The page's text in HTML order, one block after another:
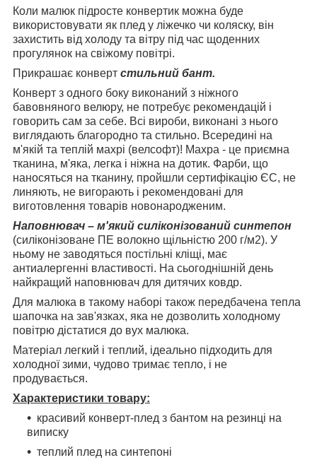
Коли малюк підросте конвертик можна буде
використовувати як плед у ліжечко чи коляску, він
захистить від холоду та вітру під час щоденних
прогулянок на свіжому повітрі.
Прикрашає конверт стильний бант.
Конверт з одного боку виконаний з ніжного
бавовняного велюру, не потребує рекомендацій і
говорить сам за себе. Всі вироби, виконані з нього
виглядають благородно та стильно. Всередині на
м'якій та теплій махрі (велсофт)! Махра - це приємна
тканина, м'яка, легка і ніжна на дотик. Фарби, що
наносяться на тканину, пройшли сертифікацію ЄС, не
линяють, не вигорають і рекомендовані для
виготовлення товарів новонародженим.
Наповнювач – м'який силіконізований синтепон
(силіконізоване ПЕ волокно щільністю 200 г/м2). У
ньому не заводяться постільні кліщі, має
антиалергенні властивості. На сьогоднішній день
найкращий наповнювач для дитячих ковдр.
Для малюка в такому наборі також передбачена тепла
шапочка на зав'язках, яка не дозволить холодному
повітрю дістатися до вух малюка.
Матеріал легкий і теплий, ідеально підходить для
холодної зими, чудово тримає тепло, і не
продувається.
Характеристики товару:
красивий конверт-плед з бантом на резинці на
виписку
теплий плед на синтепоні